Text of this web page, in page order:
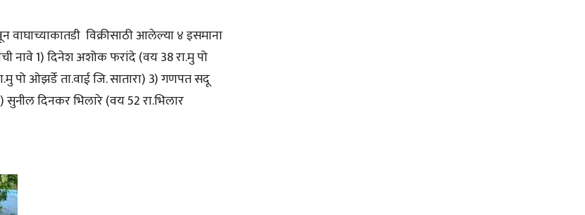
वाघाच्याकातडी विक्रीसाठी आलेल्या ४ इसमाना
नावे 1) दिनेश अशोक फरांदे (वय 38 रा.मु पो
पो ओझर्डे ता.वाई जि. सातारा) 3) गणपत सदू
सुनील दिनकर भिलारे (वय 52 रा.भिलार